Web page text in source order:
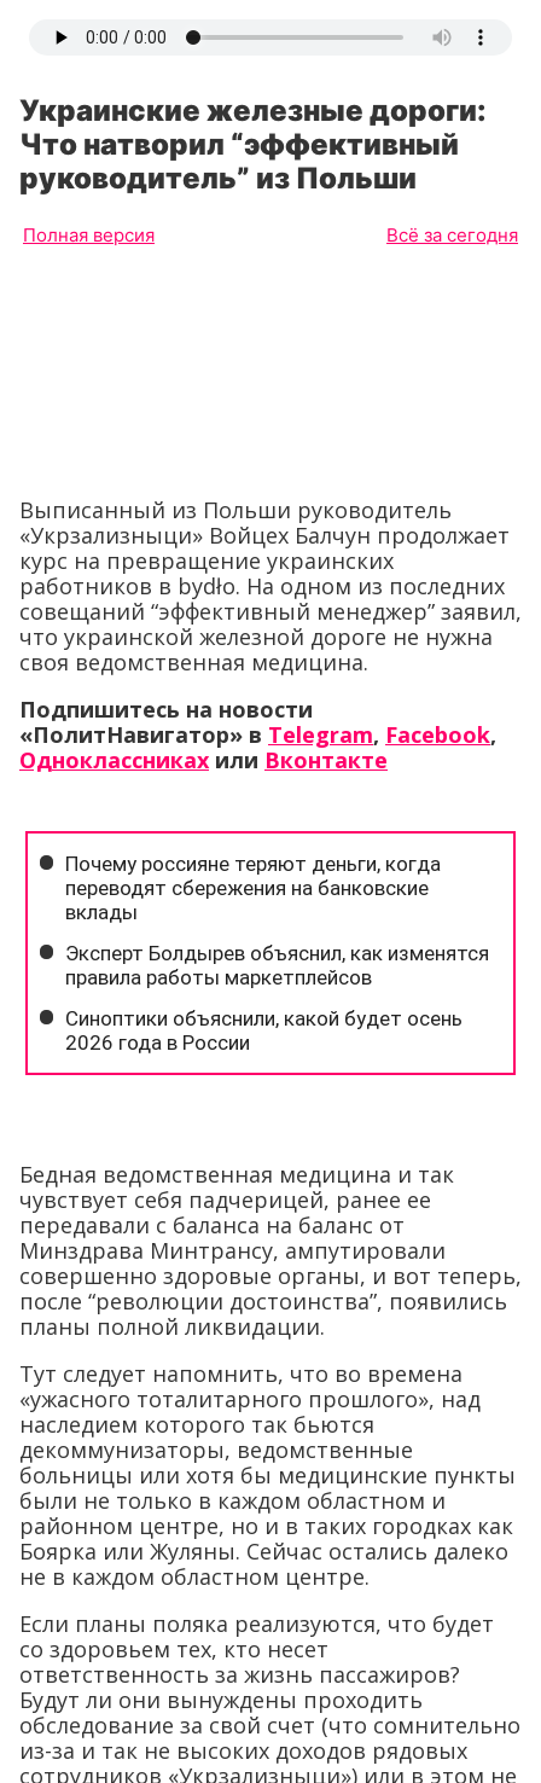
Украинские железные дороги:
Что натворил “эффективный
руководитель” из Польши
Полная версия Всё за сегодня
Выписанный из Польши руководитель
«Укрзализныци» Войцех Балчун продолжает
курс на превращение украинских
работников в bydło. На одном из последних
совещаний “эффективный менеджер” заявил,
что украинской железной дороге не нужна
своя ведомственная медицина.
Подпишитесь на новости
«ПолитНавигатор» в Telegram, Facebook,
Одноклассниках или Вконтакте
Бедная ведомственная медицина и так
чувствует себя падчерицей, ранее ее
передавали с баланса на баланс от
Минздрава Минтрансу, ампутировали
совершенно здоровые органы, и вот теперь,
после “революции достоинства”, появились
планы полной ликвидации.
Тут следует напомнить, что во времена
«ужасного тоталитарного прошлого», над
наследием которого так бьются
декоммунизаторы, ведомственные
больницы или хотя бы медицинские пункты
были не только в каждом областном и
районном центре, но и в таких городках как
Боярка или Жуляны. Сейчас остались далеко
не в каждом областном центре.
Если планы поляка реализуются, что будет
со здоровьем тех, кто несет
ответственность за жизнь пассажиров?
Будут ли они вынуждены проходить
обследование за свой счет (что сомнительно
из-за и так не высоких доходов рядовых
сотрудников «Укрзализныци») или в этом не